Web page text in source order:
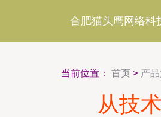
合肥猫头鹰网络科
当前位置： 首页 > 产
从技